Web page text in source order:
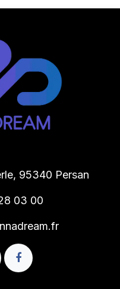
95340 Persan
03 00